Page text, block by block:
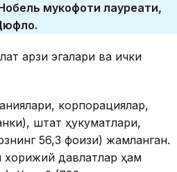
мукофоти лауреати,
қарзи эгалари ва ички
корпорациялар,
штат ҳукуматлари,
56,3 фоизи) жамланган.
хорижий давлатлар ҳам